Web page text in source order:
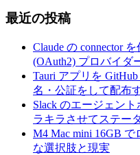
最近の投稿
Claude の connector
(OAuth2) プロバイダ
Tauri アプリを
名・公証をして配布
Slack のエージェン
ラキラさせてステー
M4 Mac mini 16GB
な選択肢と現実